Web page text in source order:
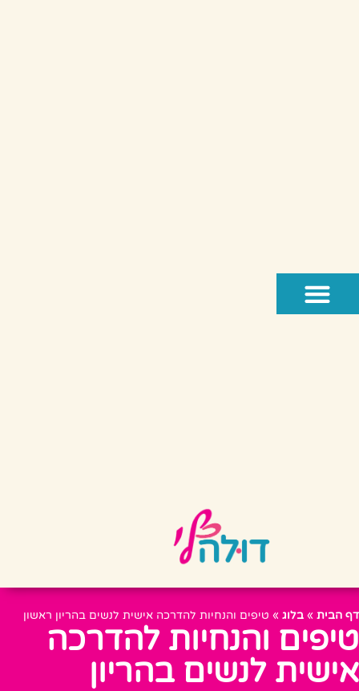
דף הבית » בלוג » טיפים והנחיות להדרכה אישית לנשים בהריון ראשון
טיפים והנחיות להדרכה
אישית לנשים בהריון